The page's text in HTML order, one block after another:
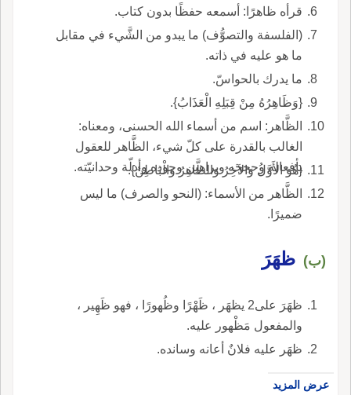
قرأه ظاهرًا: أسمعه حفظًا بدون كتاب.
(الفلسفة والتصوُّف) ما يبدو من الشَّيء في مقابل
ما هو عليه في ذاته.
ما يدرك بالحواسّ.
{وَظَاهِرُهُ مِنْ قِبَلِهِ الْعَذَابُ}.
الظَّاهر: اسم من أسماء الله الحسنى، ومعناه:
الغالب بالقدرة على كلّ شيء، الظَّاهر للعقول
بأفعاله وحججه وبراهين وجوده وأدلّة وحدانيّته.
{هُوَ الأَوَّلُ وَالآخِرُ وَالظَّاهِرُ وَالْبَاطِنُ}.
الظَّاهر من الأسماء: (النحو والصرف) ما ليس
ضميرًا.
(ب) ظهَرَ
ظهَرَ على2 يظهَر ، ظَهْرًا وظُهورًا ، فهو ظَهِير ،
والمفعول مَظْهور عليه.
ظهَر عليه فلانٌ أعانه وسانده.
عرض المزيد